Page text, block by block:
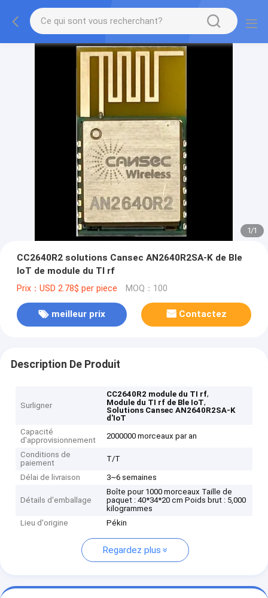
1/1
CC2640R2 solutions Cansec AN2640R2SA-K de Ble
IoT de module du TI rf
Prix：USD 2.78$ per piece MOQ：100
meilleur prix Contactez
Description De Produit
Surligner
CC2640R2 module du TI rf,
Module du TI rf de Ble IoT,
Solutions Cansec AN2640R2SA-K
d'IoT
Capacité
d'approvisionnement
2000000 morceaux par an
Conditions de
paiement
T/T
Délai de livraison 3~6 semaines
Détails d'emballage
Boîte pour 1000 morceaux Taille de
paquet : 40*34*20 cm Poids brut : 5,000
kilogrammes
Lieu d'origine
Pékin
Regardez plus